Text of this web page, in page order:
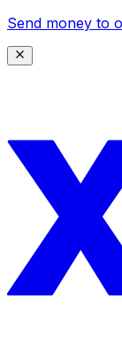
Send money to